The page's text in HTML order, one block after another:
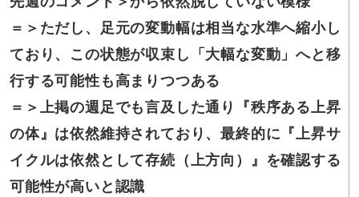
＝＞ ただし、足元の変動幅は相当な水準へ縮小し
ており、この状態が収束し「大幅な変動」へと移
行する可能性も高まりつつある
＝＞
上掲の週足でも言及した通り『秩序ある上昇
の体』は依然維持されており、最終的に『上昇サ
イクルは依然として存続（上方向）』を確認する
可能性が高いと認識